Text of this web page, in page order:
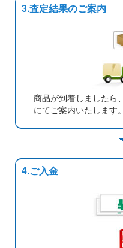
3.査定結果のご案内
商品が到着しましたら
にてご案内いたします。
4.ご入金